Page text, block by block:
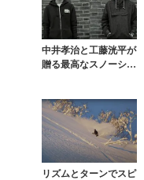
中井孝治と工藤洸平が
贈る最高なスノーシー
リズムとターンでスピ